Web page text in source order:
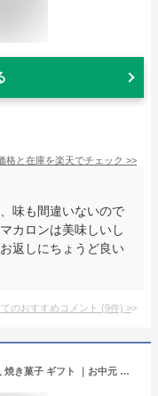
格と在庫を楽天でチェック >>
味も間違いないので
カロンは美味しいし
返しにちょうど良い
のおすすめコメント (9件) >
ガトーデギュスタシオン 送料無料 8個入 焼き菓子 ギフト ｜お中元 個包装 お菓子 スイーツ 詰め合わせ お返し 内祝い 出産 結婚 お供え お土産 洋菓子 プレゼント 手土産 常温 贈り物 贈答品 神戸 グレゴリーコレ